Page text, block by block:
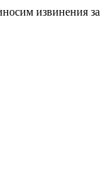
извинения за